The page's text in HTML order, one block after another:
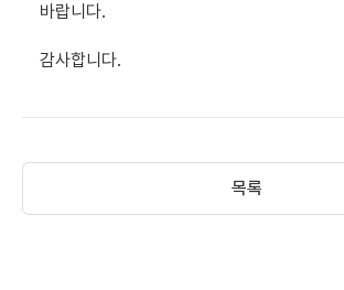
바랍니다.
감사합니다.
목록